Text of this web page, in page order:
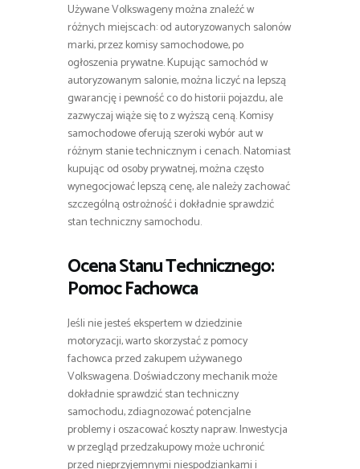
Używane Volkswageny można znaleźć w
różnych miejscach: od autoryzowanych salonów
marki, przez komisy samochodowe, po
ogłoszenia prywatne. Kupując samochód w
autoryzowanym salonie, można liczyć na lepszą
gwarancję i pewność co do historii pojazdu, ale
zazwyczaj wiąże się to z wyższą ceną. Komisy
samochodowe oferują szeroki wybór aut w
różnym stanie technicznym i cenach. Natomiast
kupując od osoby prywatnej, można często
wynegocjować lepszą cenę, ale należy zachować
szczególną ostrożność i dokładnie sprawdzić
stan techniczny samochodu.
Ocena Stanu Technicznego:
Pomoc Fachowca
Jeśli nie jesteś ekspertem w dziedzinie
motoryzacji, warto skorzystać z pomocy
fachowca przed zakupem używanego
Volkswagena. Doświadczony mechanik może
dokładnie sprawdzić stan techniczny
samochodu, zdiagnozować potencjalne
problemy i oszacować koszty napraw. Inwestycja
w przegląd przedzakupowy może uchronić